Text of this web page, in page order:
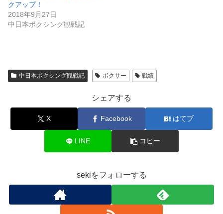
クアップ！
2018年9月27日
中日本ボクシング観戦記
中日本ボクシング観戦記 ボクサー 戦績
シェアする
X Facebook はてブ
LINE コピー
sekiをフォローする